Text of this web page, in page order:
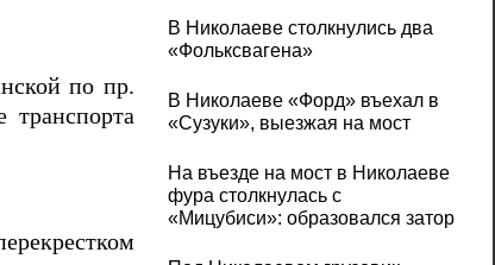
по пр.
транспорта
В Николаеве столкнулись два
«Фольксвагена»
В Николаеве «Форд» въехал в
«Сузуки», выезжая на мост
На въезде на мост в Николаеве
фура столкнулась с
«Мицубиси»: образовался затор